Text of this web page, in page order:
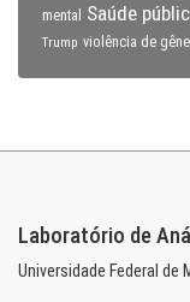
mental
Saúde
Trump violência de
Laboratório de
Universidade Federal de